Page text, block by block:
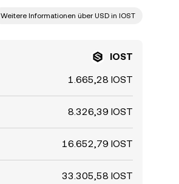
Weitere Informationen über USD in IOST
IOST
1.665,28 IOST
8.326,39 IOST
16.652,79 IOST
33.305,58 IOST